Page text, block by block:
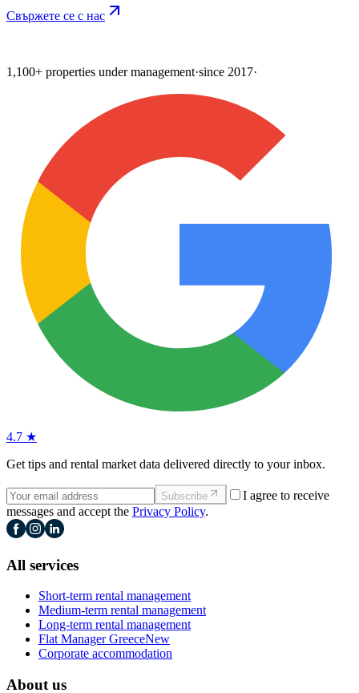
Свържете се с нас
1,100+ properties under management·since 2017·
4.7 ★
Get tips and rental market data delivered directly to your inbox.
Subscribe
I agree to receive
messages and accept the Privacy Policy.
All services
Short-term rental management
Medium-term rental management
Long-term rental management
Flat Manager GreeceNew
Corporate accommodation
About us